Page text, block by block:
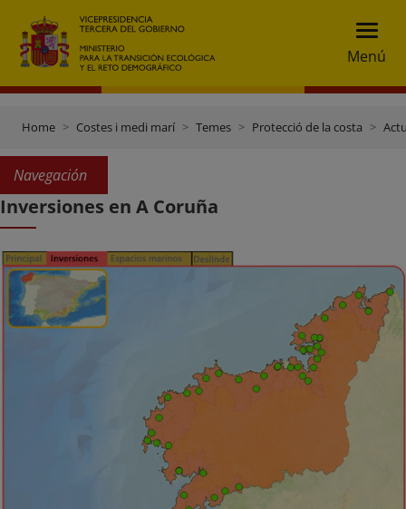
Menú
Home Costes i medi marí Temes Protecció de la costa
Navegación
Inversiones en A Coruña